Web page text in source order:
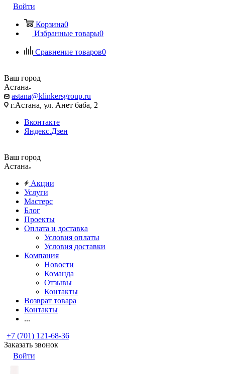
Войти
Корзина0
Избранные товары0
Сравнение товаров0
Ваш город
Астана
astana@klinkersgroup.ru
г.Астана, ул. Анет баба, 2
Вконтакте
Яндекс.Дзен
Ваш город
Астана
Акции
Услуги
Мастерс
Блог
Проекты
Оплата и доставка
Условия оплаты
Условия доставки
Компания
Новости
Команда
Отзывы
Контакты
Возврат товара
Контакты
...
+7 (701) 121-68-36
Заказать звонок
Войти